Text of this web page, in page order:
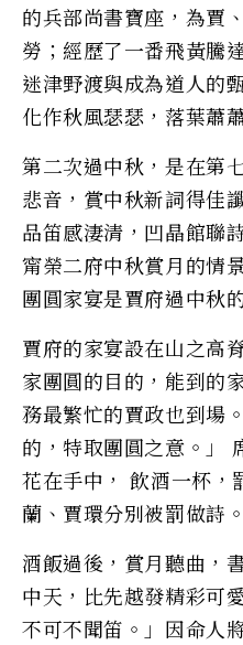
的兵部尚書寶座，為賈
勞；經歷了一番飛黃騰
迷津野渡與成為道人的
化作秋風瑟瑟，落葉蕭
第二次過中秋，是在第
悲音，賞中秋新詞得佳
品笛感淒清，凹晶館聯
甯榮二府中秋賞月的情
團圓家宴是賈府過中秋
賈府的家宴設在山之高
家團圓的目的，能到的
務最繁忙的賈政也到場
的，特取團圓之意。」
花在手中， 飲酒一杯，
蘭、賈環分別被罰做詩。
酒飯過後，賞月聽曲，
中天，比先越發精彩可
不可不聞笛。」因命人